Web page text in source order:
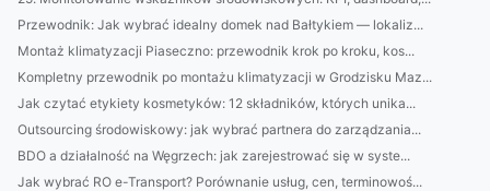
Przewodnik: Jak wybrać idealny domek nad Bałtykiem — lokaliz...
Montaż klimatyzacji Piaseczno: przewodnik krok po kroku, kos...
Kompletny przewodnik po montażu klimatyzacji w Grodzisku Maz...
Jak czytać etykiety kosmetyków: 12 składników, których unika...
Outsourcing środowiskowy: jak wybrać partnera do zarządzania...
BDO a działalność na Węgrzech: jak zarejestrować się w syste...
Jak wybrać RO e-Transport? Porównanie usług, cen, terminowoś...